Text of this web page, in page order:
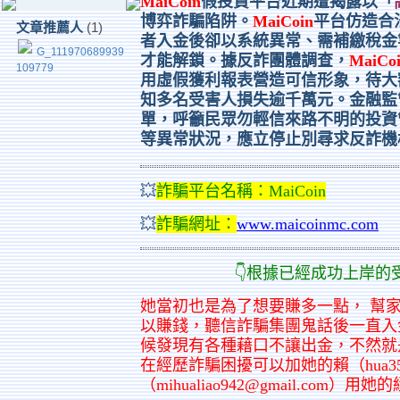
文章推薦人(1)
G_111970689939
109779
博弈詐騙陷阱。MaiCoin平台仿造合
者入金後卻以系統異常、需補繳稅
才能解鎖。據反詐團體調查，
用虛假獲利報表營造可信形象，待
知多名受害人損失逾千萬元。金融
單，呼籲民眾勿輕信來路不明的投
等異常狀況，應立停止別尋求反詐
💥詐騙平台名稱： MaiCoin
💥詐騙網址 ： www.maicoinmc.com
👇根據已經成功上岸的受害
她當初也是為了想要賺多一點， 幫
以賺錢，聽信詐騙集團鬼話後一直
候發現有各種藉口不讓出金，不然
在經歷詐騙困擾可以加她的賴（
（mihualiao942@gmail.com）用她